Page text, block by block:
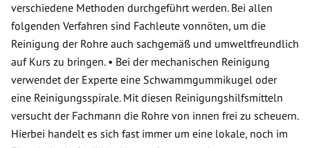
verschiedene Methoden durchgeführt werden. Bei allen
folgenden Verfahren sind Fachleute vonnöten, um die
Reinigung der Rohre auch sachgemäß und umweltfreundlich
auf Kurs zu bringen. • Bei der mechanischen Reinigung
verwendet der Experte eine Schwammgummikugel oder
eine Reinigungsspirale. Mit diesen Reinigungshilfsmitteln
versucht der Fachmann die Rohre von innen frei zu scheuern.
Hierbei handelt es sich fast immer um eine lokale, noch im